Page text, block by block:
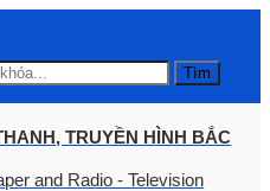
Tìm
TRUYỀN HÌNH BẮC
and Radio - Television